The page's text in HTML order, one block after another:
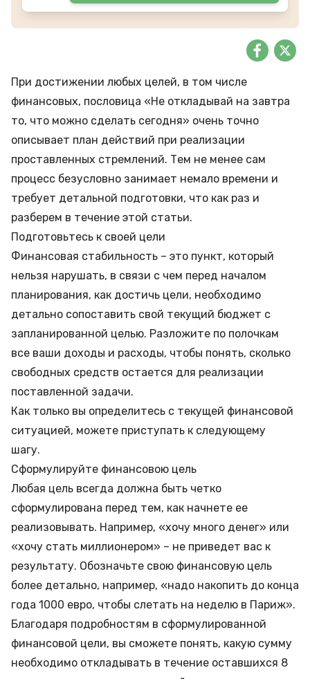
При достижении любых целей, в том числе
финансовых, пословица «Не откладывай на завтра
то, что можно сделать сегодня» очень точно
описывает план действий при реализации
проставленных стремлений. Тем не менее сам
процесс безусловно занимает немало времени и
требует детальной подготовки, что как раз и
разберем в течение этой статьи.
Подготовьтесь к своей цели
Финансовая стабильность – это пункт, который
нельзя нарушать, в связи с чем перед началом
планирования, как достичь цели, необходимо
детально сопоставить свой текущий бюджет с
запланированной целью. Разложите по полочкам
все ваши доходы и расходы, чтобы понять, сколько
свободных средств остается для реализации
поставленной задачи.
Как только вы определитесь с текущей финансовой
ситуацией, можете приступать к следующему
шагу.
Сформулируйте финансовою цель
Любая цель всегда должна быть четко
сформулирована перед тем, как начнете ее
реализовывать. Например, «хочу много денег» или
«хочу стать миллионером» – не приведет вас к
результату. Обозначьте свою финансовую цель
более детально, например, «надо накопить до конца
года 1000 евро, чтобы слетать на неделю в Париж».
Благодаря подробностям в сформулированной
финансовой цели, вы сможете понять, какую сумму
необходимо откладывать в течение оставшихся 8